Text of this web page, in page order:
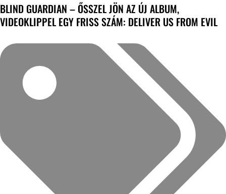
BLIND GUARDIAN – ŐSSZEL JÖN AZ ÚJ ALBUM,
VIDEOKLIPPEL EGY FRISS SZÁM: DELIVER US FROM EVIL